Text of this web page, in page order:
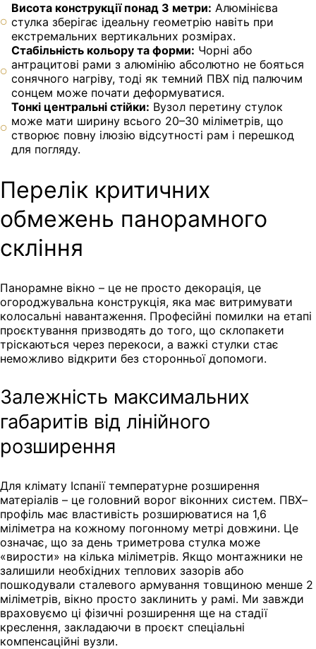
Висота конструкції понад 3 метри: Алюмінієва
стулка зберігає ідеальну геометрію навіть при
екстремальних вертикальних розмірах.
Стабільність кольору та форми: Чорні або
антрацитові рами з алюмінію абсолютно не бояться
сонячного нагріву, тоді як темний ПВХ під палючим
сонцем може почати деформуватися.
Тонкі центральні стійки: Вузол перетину стулок
може мати ширину всього 20–30 міліметрів, що
створює повну ілюзію відсутності рам і перешкод
для погляду.
Перелік критичних
обмежень панорамного
скління
Панорамне вікно – це не просто декорація, це
огороджувальна конструкція, яка має витримувати
колосальні навантаження. Професійні помилки на етапі
проєктування призводять до того, що склопакети
тріскаються через перекоси, а важкі стулки стає
неможливо відкрити без сторонньої допомоги.
Залежність максимальних
габаритів від лінійного
розширення
Для клімату Іспанії температурне розширення
матеріалів – це головний ворог віконних систем. ПВХ–
профіль має властивість розширюватися на 1,6
міліметра на кожному погонному метрі довжини. Це
означає, що за день триметрова стулка може
«вирости» на кілька міліметрів. Якщо монтажники не
залишили необхідних теплових зазорів або
пошкодували сталевого армування товщиною менше 2
міліметрів, вікно просто заклинить у рамі. Ми завжди
враховуємо ці фізичні розширення ще на стадії
креслення, закладаючи в проєкт спеціальні
компенсаційні вузли.